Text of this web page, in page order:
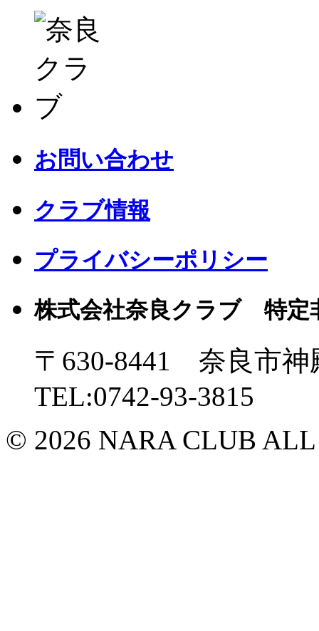
お問い合わせ
クラブ情報
プライバシーポリシー
株式会社奈良クラブ 特定
〒630-8441 奈良市
TEL:0742-93-3815
© 2026 NARA CLUB ALL